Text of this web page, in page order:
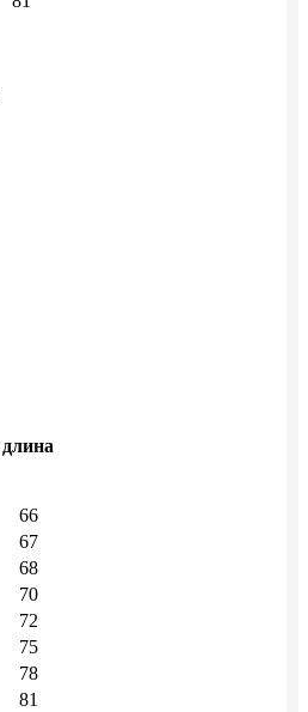
длина
66
67
68
70
72
75
78
81